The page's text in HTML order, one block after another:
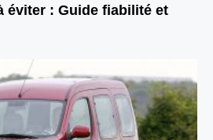
éviter : Guide fiabilité et